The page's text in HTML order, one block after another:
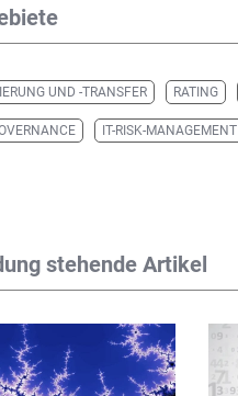
UND -TRANSFER RATING
IT-RISK-MANAGEMENT
stehende Artikel